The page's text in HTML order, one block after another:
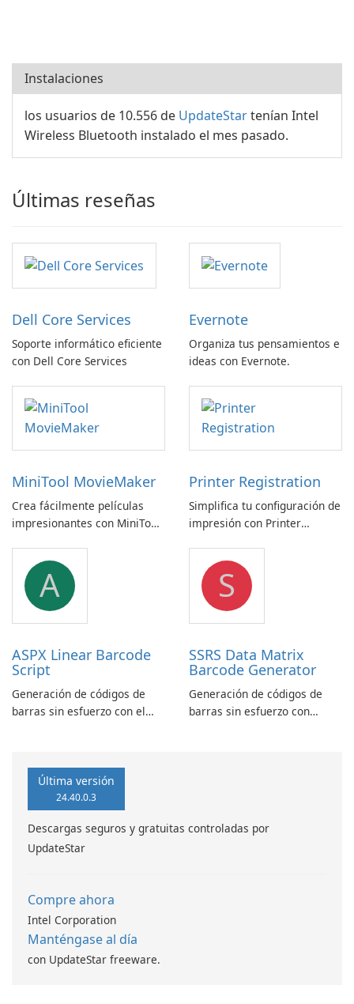
Instalaciones
los usuarios de 10.556 de UpdateStartenían Intel
Wireless Bluetooth instalado el mes pasado.
Últimas reseñas
Dell Core Services
Soporte informático eficiente
con Dell Core Services
Evernote
Organiza tus pensamientos e
ideas con Evernote.
MiniTool MovieMaker
Crea fácilmente películas
impresionantes con MiniTool
Printer Registration
Simplifica tu configuración de
impresión con Printer
A
ASPX Linear Barcode
Script
Generación de códigos de
barras sin esfuerzo con el
S
SSRS Data Matrix
Barcode Generator
Generación de códigos de
barras sin esfuerzo con
Última versión
24.40.0.3
Descargas seguros y gratuitas controladas por
UpdateStar
Compre ahora
Intel Corporation
Manténgase al día
con UpdateStar freeware.